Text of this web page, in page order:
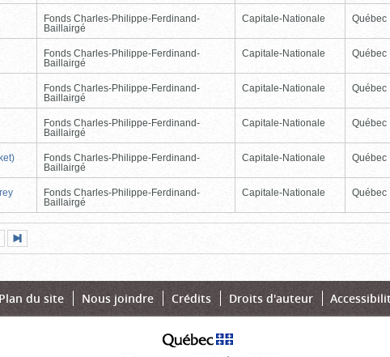
Fonds Charles-Philippe-Ferdinand-
Baillairgé
Capitale-Nationale Québec
Fonds Charles-Philippe-Ferdinand-
Baillairgé
Capitale-Nationale Québec
Fonds Charles-Philippe-Ferdinand-
Baillairgé
Capitale-Nationale Québec
Fonds Charles-Philippe-Ferdinand-
Baillairgé
Capitale-Nationale Québec
Fonds Charles-Philippe-Ferdinand-
Baillairgé
Capitale-Nationale Québec
Fonds Charles-Philippe-Ferdinand-
Baillairgé
Capitale-Nationale Québec
page
Plan du site Nous joindre Crédits Droits d'auteur